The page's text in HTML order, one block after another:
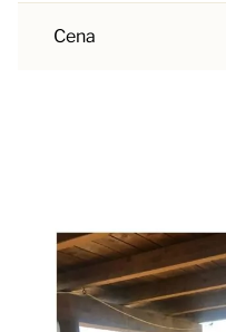
Cena